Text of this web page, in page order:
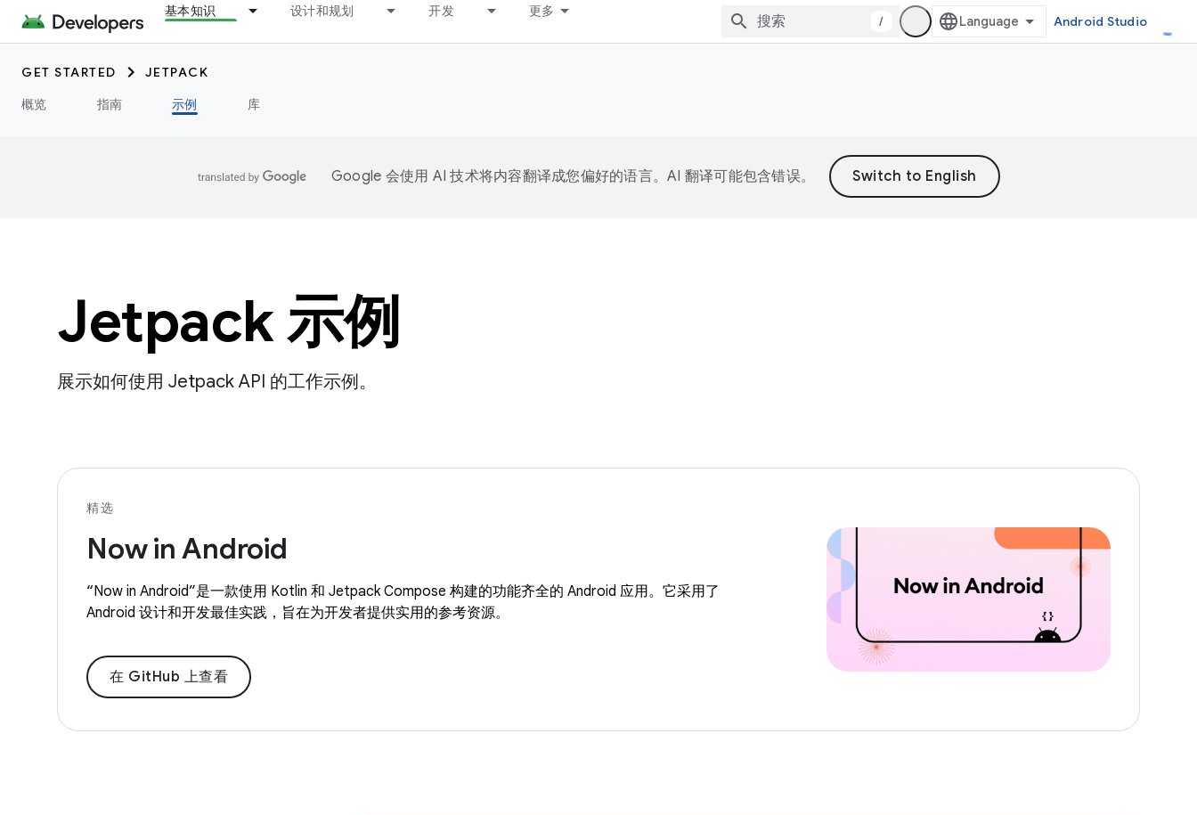
基本知识 设计和规划 开发 更多
/ Android Studio
GET STARTED
JETPACK
概览
指南 示例 库
Google 会使用 AI 技术将内容翻译成您偏好的语言。AI 翻译可能包含错误。
Jetpack 示例
展示如何使用 Jetpack API 的工作示例。
精选
Now in Android
“Now in Android”是一款使用 Kotlin 和 Jetpack Compose 构建的功能齐全的 Android 应用。它采用了
Android 设计和开发最佳实践，旨在为开发者提供实用的参考资源。
在 GitHub 上查看